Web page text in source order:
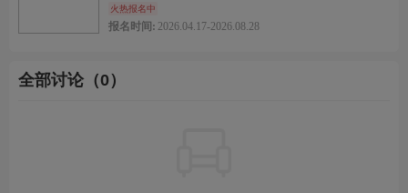
二等奖：证书，各参赛高校初赛人数的30‰
三等奖：证书，各参赛高校初赛人数的50‰
火热报名中
报名时间: 2026.04.17-2026.08.28
全部讨论（0）